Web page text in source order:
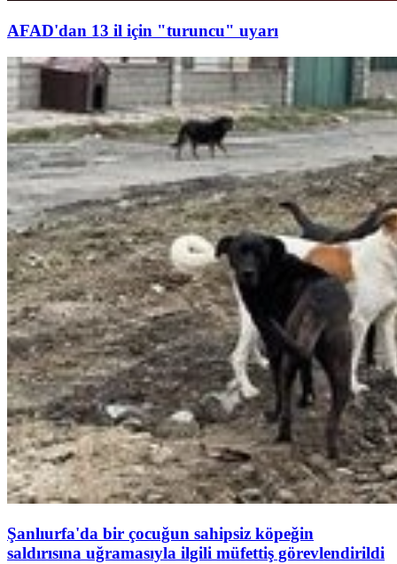
AFAD'dan 13 il için "turuncu" uyarı
Şanlıurfa'da bir çocuğun sahipsiz köpeğin
saldırısına uğramasıyla ilgili müfettiş görevlendirildi